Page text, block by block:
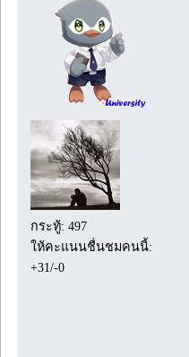
กระทู้: 497
ให้คะแนนชื่นชมคนนี้:
+31/-0